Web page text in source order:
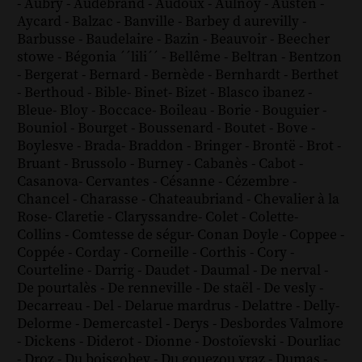
- Aubry - Audebrand - Audoux - Aulnoy - Austen -
Aycard - Balzac - Banville - Barbey d aurevilly -
Barbusse - Baudelaire - Bazin - Beauvoir - Beecher
stowe - Bégonia ´´lili´´ - Bellême - Beltran - Bentzon
- Bergerat - Bernard - Bernède - Bernhardt - Berthet
- Berthoud - Bible- Binet- Bizet - Blasco ibanez -
Bleue- Bloy - Boccace- Boileau - Borie - Bouguier -
Bouniol - Bourget - Boussenard - Boutet - Bove -
Boylesve - Brada- Braddon - Bringer - Brontë - Brot -
Bruant - Brussolo - Burney - Cabanès - Cabot -
Casanova- Cervantes - Césanne - Cézembre -
Chancel - Charasse - Chateaubriand - Chevalier à la
Rose- Claretie - Claryssandre- Colet - Colette-
Collins - Comtesse de ségur- Conan Doyle - Coppee -
Coppée - Corday - Corneille - Corthis - Cory -
Courteline - Darrig - Daudet - Daumal - De nerval -
De pourtalès - De renneville - De staël - De vesly -
Decarreau - Del - Delarue mardrus - Delattre - Delly-
Delorme - Demercastel - Derys - Desbordes Valmore
- Dickens - Diderot - Dionne - Dostoïevski - Dourliac